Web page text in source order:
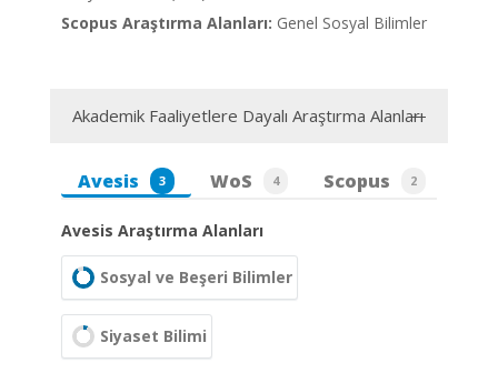
Scopus Araştırma Alanları: Genel Sosyal Bilimler
Akademik Faaliyetlere Dayalı Araştırma Alanları
Avesis 3 WoS 4 Scopus 2
Avesis Araştırma Alanları
Sosyal ve Beşeri Bilimler
Siyaset Bilimi